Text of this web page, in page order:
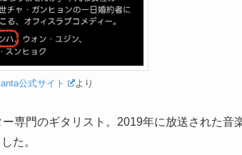
公式サイト より
専門のギタリスト。2019年に放送された音
た。